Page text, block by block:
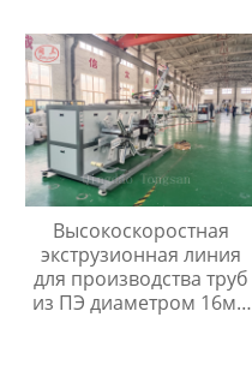
пп/пэ/пвх
Высокоскоростная
экструзионная линия
для производства труб
из ПЭ диаметром 16мм